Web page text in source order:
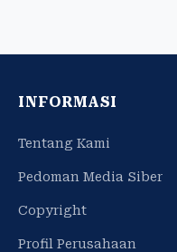
INFORMASI
Tentang Kami
Pedoman Media Siber
Copyright
Profil Perusahaan